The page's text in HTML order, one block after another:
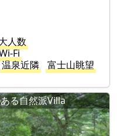
人数
Fi
温泉近隣
富士山眺望
る自然派Villa